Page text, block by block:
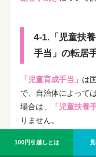
4-1.「児童扶
手当」の転居
「児童育成手当」 は
で、自治体によって
場合は、
「児童扶養
りません。
では続いて、それぞ
100円引越しとは